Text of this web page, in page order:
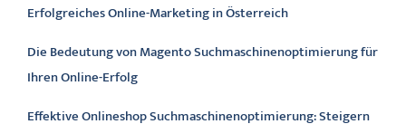
Erfolgreiches Online-Marketing in Österreich
Die Bedeutung von Magento Suchmaschinenoptimierung für
Ihren Online-Erfolg
Effektive Onlineshop Suchmaschinenoptimierung: Steigern